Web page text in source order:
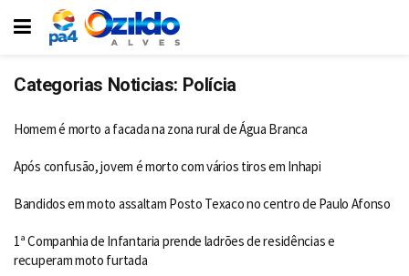
Categorias Noticias: Polícia
Homem é morto a facada na zona rural de Água Branca
Após confusão, jovem é morto com vários tiros em Inhapi
Bandidos em moto assaltam Posto Texaco no centro de Paulo Afonso
1ª Companhia de Infantaria prende ladrões de residências e
recuperam moto furtada